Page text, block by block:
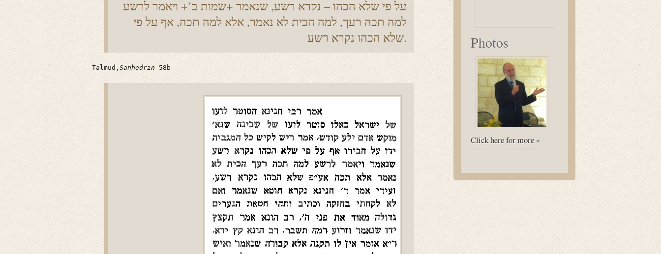
על פי שלא הכהו – נקרא רשע, שנאמר +שמות ב’+ ויאמר לרשע
למה תכה רעך, למה הכית לא נאמר, אלא למה תכה, אף על פי
שלא הכהו נקרא רשע.
Talmud, Sanhedrin 58b
Photos
Click here for more »